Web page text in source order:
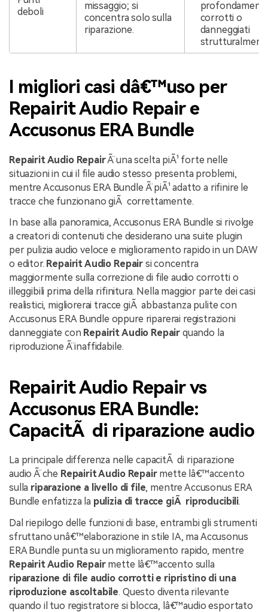
deboli
missaggio; si
concentra solo sulla
riparazione.
corrotti o
danneggiati
I migliori casi dâ€™uso per
Repairit Audio Repair e
Accusonus ERA Bundle
Repairit Audio RepairÃ¨ una scelta piÃ¹ forte nelle
situazioni in cui il file audio stesso presenta problemi,
mentre Accusonus ERA Bundle Ã¨ piÃ¹ adatto a rifinire le
tracce che funzionano giÃ correttamente.
In base alla panoramica, Accusonus ERA Bundle si rivolge
a creatori di contenuti che desiderano una suite plugin
per pulizia audio veloce e miglioramento rapido in un DAW
o editor. Repairit Audio Repair si concentra
maggiormente sulla correzione di file audio corrotti o
illeggibili prima della rifinitura. Nella maggior parte dei casi
realistici, migliorerai tracce giÃ abbastanza pulite con
Accusonus ERA Bundle oppure riparerai registrazioni
danneggiate con Repairit Audio Repair quando la
riproduzione Ã¨ inaffidabile.
Repairit Audio Repair vs
Accusonus ERA Bundle:
CapacitÃ di riparazione audio
La principale differenza nelle capacitÃ di riparazione
audio Ã¨ che Repairit Audio Repairmette lâ€™accento
sulla riparazione a livello di file, mentre Accusonus ERA
Bundle enfatizza la pulizia di tracce giÃ riproducibili.
Dal riepilogo delle funzioni di base, entrambi gli strumenti
sfruttano unâ€™elaborazione in stile IA, ma Accusonus
ERA Bundle punta su un miglioramento rapido, mentre
Repairit Audio Repairmette lâ€™accento sulla
riparazione di file audio corrotti e ripristino di una
riproduzione ascoltabile. Questo diventa rilevante
quando il tuo registratore si blocca, lâ€™audio esportato